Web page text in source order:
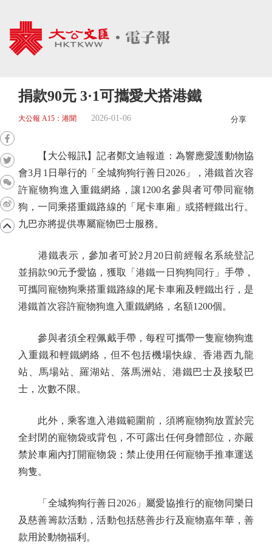
捐款90元 3·1可攜愛犬搭港鐵
大公報 A15：港聞 2026-01-06 分享
【大公報訊】記者鄭文迪報道：為響應愛護動物協
會3月1日舉行的「全城狗狗行善日2026」，港鐵首次容
許寵物狗進入重鐵網絡，讓1200名參與者可帶同寵物
狗，一同乘搭重鐵路線的「尾卡車廂」或搭輕鐵出行。
九巴亦將提供專屬寵物巴士服務。
港鐵表示，參加者可於2月20日前經報名系統登記
並捐款90元予愛協，獲取「港鐵一日狗狗同行」手帶，
可攜同寵物狗乘搭重鐵路線的尾卡車廂及輕鐵出行，是
港鐵首次容許寵物狗進入重鐵網絡，名額1200個。
參與者須全程佩戴手帶，每程可攜帶一隻寵物狗進
入重鐵和輕鐵網絡，但不包括機場快線、香港西九龍
站、馬場站、羅湖站、落馬洲站、港鐵巴士及接駁巴
士，次數不限。
此外，乘客進入港鐵範圍前，須將寵物狗放置於完
全封閉的寵物袋或背包，不可露出任何身體部位，亦嚴
禁於車廂內打開寵物袋；禁止使用任何寵物手推車運送
狗隻。
「全城狗狗行善日2026」屬愛協推行的寵物同樂日
及慈善籌款活動，活動包括慈善步行及寵物嘉年華，善
款用於動物福利。